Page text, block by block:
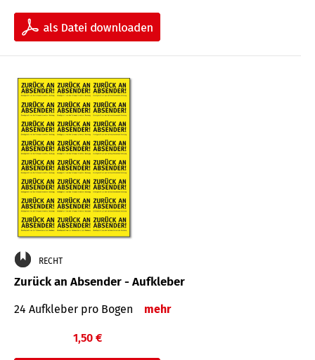
RECHT
Zurück an Absender - Aufkleber
24 Aufkleber pro Bogen mehr
1,50 €